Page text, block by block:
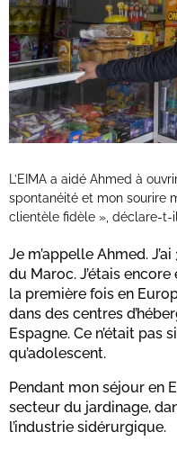
L’EIMA a aidé Ahmed à
spontanéité et mon sourire
clientèle fidèle », déclare-t-
Je m’appelle Ahmed.
du Maroc. J’étais
la première fois en
dans des centres
Espagne. Ce n’était
qu’adolescent.
Pendant mon séjour en
secteur du jardinage,
l’industrie sidérurgique.